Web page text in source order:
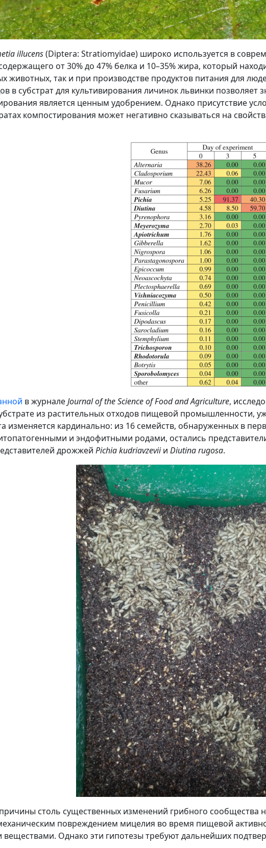
illucens(Diptera: Stratiomyidae) широко используется в
от 30% до 47% белка и 10–35% жира, который
животных, так и при производстве продуктов питания для
в субстрат для культивирования личинок львинки
является ценным удобрением. Однако присутствие
компостирования может негативно сказываться на
в журналеJournal of the Science of Food and Agriculture,
из растительных отходов пищевой промышленности,
изменяется кардинально: из 16 семейств, обнаруженных в
и эндофитными родами, остались
дрожжей Pichia kudriavzeviiи Diutina rugosa.
столь существенных изменений грибного
повреждением мицелия во время пищевой
Однако эти гипотезы требуют дальнейших